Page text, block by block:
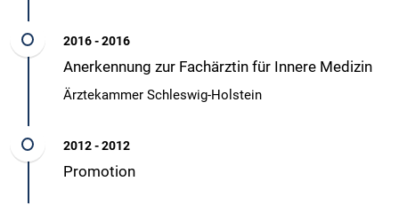
2016 - 2016
Anerkennung zur Fachärztin für Innere Medizin
Ärztekammer Schleswig-Holstein
2012 - 2012
Promotion